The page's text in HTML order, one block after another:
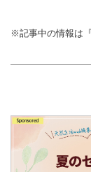
※記事中の情報は